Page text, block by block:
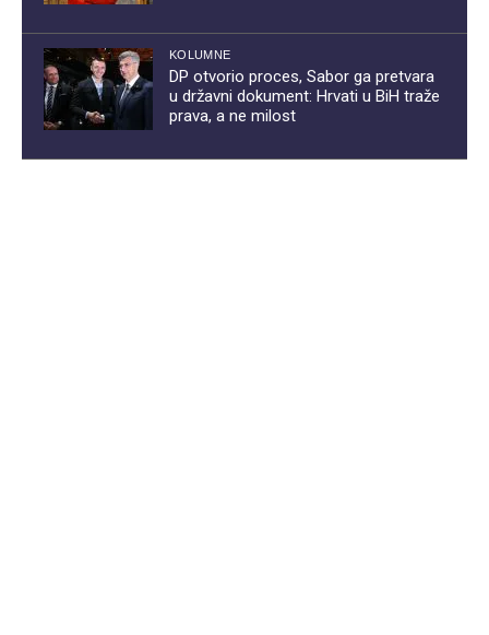
KOLUMNE
DP otvorio proces, Sabor ga pretvara
u državni dokument: Hrvati u BiH traže
prava, a ne milost